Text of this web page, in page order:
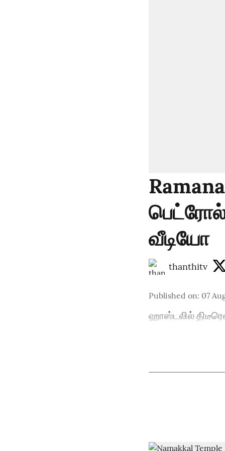
வீடியோ
thanthitv
Published on: 07
ஹாஸ்டலில்